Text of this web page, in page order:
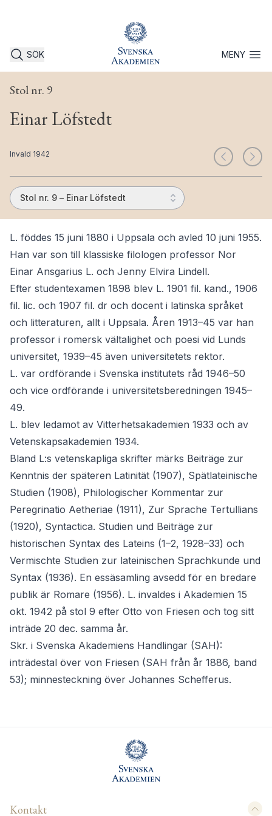
SÖK MENYÖppna
Stol nr. 9
Einar Löfstedt
Invald 1942
Stol nr. 9 – Einar Löfstedt
L. föddes 15 juni 1880 i Uppsala och avled 10 juni 1955.
Han var son till klassiske filologen professor Nor
Einar Ansgarius L. och Jenny Elvira Lindell.
Efter studentexamen 1898 blev L. 1901 fil. kand., 1906
fil. lic. och 1907 fil. dr och docent i latinska språket
och litteraturen, allt i Uppsala. Åren 1913–45 var han
professor i romersk vältalighet och poesi vid Lunds
universitet, 1939–45 även universitetets rektor.
L. var ordförande i Svenska institutets råd 1946–50
och vice ordförande i universitetsberedningen 1945–
49.
L. blev ledamot av Vitterhetsakademien 1933 och av
Vetenskapsakademien 1934.
Bland L:s vetenskapliga skrifter märks Beiträge zur
Kenntnis der späteren Latinität (1907), Spätlateinische
Studien (1908), Philologischer Kommentar zur
Peregrinatio Aetheriae (1911), Zur Sprache Tertullians
(1920), Syntactica. Studien und Beiträge zur
historischen Syntax des Lateins (1–2, 1928–33) och
Vermischte Studien zur lateinischen Sprachkunde und
Syntax (1936). En essäsamling avsedd för en bredare
publik är Romare (1956). L. invaldes i Akademien 15
okt. 1942 på stol 9 efter Otto von Friesen och tog sitt
inträde 20 dec. samma år.
Skr. i Svenska Akademiens Handlingar (SAH):
inträdestal över von Friesen (SAH från år 1886, band
53); minnesteckning över Johannes Schefferus.
Kontakt